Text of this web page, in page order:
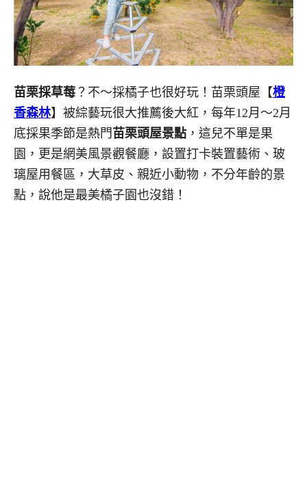
苗栗採草莓 ？不～採橘子也很好玩！苗栗頭屋【橙
香森林】被綜藝玩很大推薦後大紅，每年12月～2月
底採果季節是熱門 苗栗頭屋景點 ，這兒不單是果
園，更是網美風景觀餐廳，設置打卡裝置藝術、玻
璃屋用餐區，大草皮、親近小動物，不分年齡的景
點，說他是最美橘子園也沒錯！